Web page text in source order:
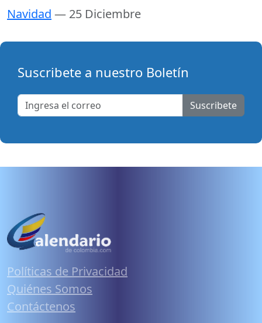
Navidad — 25 Diciembre
Suscribete a nuestro Boletín
Suscribete
Políticas de Privacidad
Quiénes Somos
Contáctenos